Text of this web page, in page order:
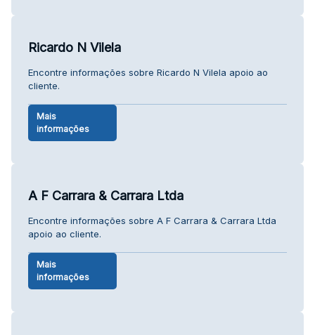
Ricardo N Vilela
Encontre informações sobre Ricardo N Vilela apoio ao
cliente.
Mais
informações
A F Carrara & Carrara Ltda
Encontre informações sobre A F Carrara & Carrara Ltda
apoio ao cliente.
Mais
informações